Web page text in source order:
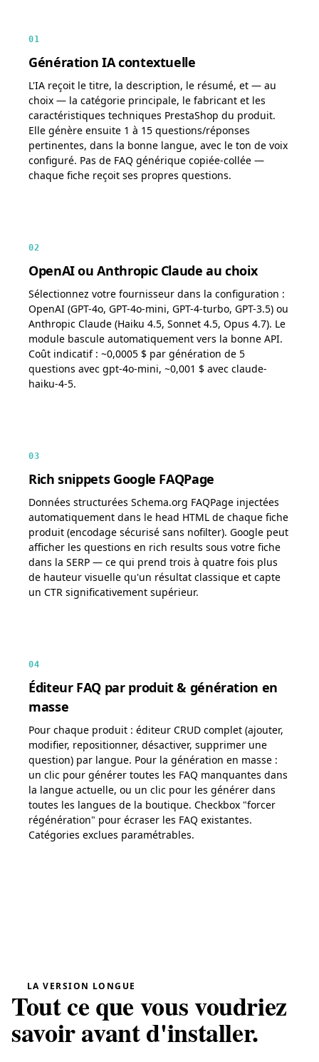
01
Génération IA contextuelle
L'IA reçoit le titre, la description, le résumé, et — au
choix — la catégorie principale, le fabricant et les
caractéristiques techniques PrestaShop du produit.
Elle génère ensuite 1 à 15 questions/réponses
pertinentes, dans la bonne langue, avec le ton de voix
configuré. Pas de FAQ générique copiée-collée —
chaque fiche reçoit ses propres questions.
02
OpenAI ou Anthropic Claude au choix
Sélectionnez votre fournisseur dans la configuration :
OpenAI (GPT-4o, GPT-4o-mini, GPT-4-turbo, GPT-3.5) ou
Anthropic Claude (Haiku 4.5, Sonnet 4.5, Opus 4.7). Le
module bascule automatiquement vers la bonne API.
Coût indicatif : ~0,0005 $ par génération de 5
questions avec gpt-4o-mini, ~0,001 $ avec claude-
haiku-4-5.
03
Rich snippets Google FAQPage
Données structurées Schema.org FAQPage injectées
automatiquement dans le head HTML de chaque fiche
produit (encodage sécurisé sans nofilter). Google peut
afficher les questions en rich results sous votre fiche
dans la SERP — ce qui prend trois à quatre fois plus
de hauteur visuelle qu'un résultat classique et capte
un CTR significativement supérieur.
04
Éditeur FAQ par produit & génération en
masse
Pour chaque produit : éditeur CRUD complet (ajouter,
modifier, repositionner, désactiver, supprimer une
question) par langue. Pour la génération en masse :
un clic pour générer toutes les FAQ manquantes dans
la langue actuelle, ou un clic pour les générer dans
toutes les langues de la boutique. Checkbox "forcer
régénération" pour écraser les FAQ existantes.
Catégories exclues paramétrables.
LA VERSION LONGUE
Tout ce que vous voudriez
savoir avant d'installer.